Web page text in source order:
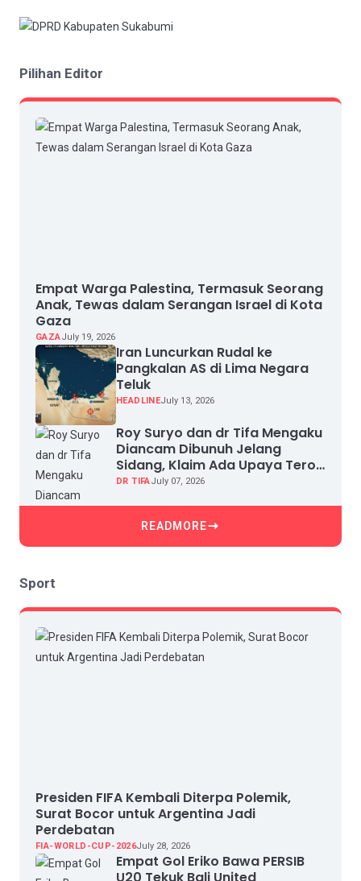
Pilihan Editor
Empat Warga Palestina, Termasuk Seorang
Anak, Tewas dalam Serangan Israel di Kota
Gaza
GAZAJuly 19, 2026
Iran Luncurkan Rudal ke
Pangkalan AS di Lima Negara
Teluk
HEADLINEJuly 13, 2026
Roy Suryo dan dr Tifa Mengaku
Diancam Dibunuh Jelang
Sidang, Klaim Ada Upaya Teror
dan Intimidasi
DR TIFAJuly 07, 2026
READMORE
Sport
Presiden FIFA Kembali Diterpa Polemik,
Surat Bocor untuk Argentina Jadi
Perdebatan
FIA-WORLD-CUP-2026July 28, 2026
Empat Gol Eriko Bawa PERSIB